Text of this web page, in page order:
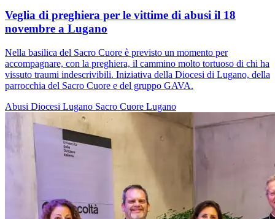
Veglia di preghiera per le vittime di abusi il 18
novembre a Lugano
Nella basilica del Sacro Cuore è previsto un momento per
accompagnare, con la preghiera, il cammino molto tortuoso di chi ha
vissuto traumi indescrivibili. Iniziativa della Diocesi di Lugano, della
parrocchia del Sacro Cuore e del gruppo GAVA.
Abusi Diocesi Lugano Sacro Cuore Lugano